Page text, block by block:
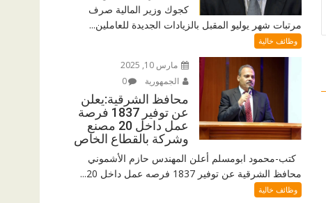
كجوك وزير المالية صرف
مرتبات شهر يوليو المقبل بالزيادات الجديدة للعاملين...
وظائف خالية
مارس 10, 2025
الجمهورية
0
محافظ الشرقية:يعلن
عن توفير 1837 فرصة
عمل داخل 20 مصنع
وشركة بالقطاع الخاص
كتب-محمود ابومسلم أعلن المهندس حازم الأشموني
محافظ الشرقية عن توفير 1837 فرصه عمل داخل 20...
وظائف خالية